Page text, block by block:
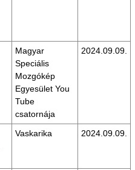
Magyar
Speciális
Mozgókép
Egyesület You
Tube
csatornája
2024.09.09.
Vaskarika 2024.09.09.